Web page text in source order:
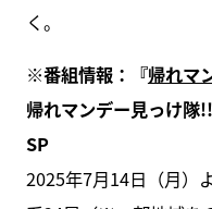
く。
※番組情報：『帰れマ
帰れマンデー見っけ
SP
2025年7月14日（月）